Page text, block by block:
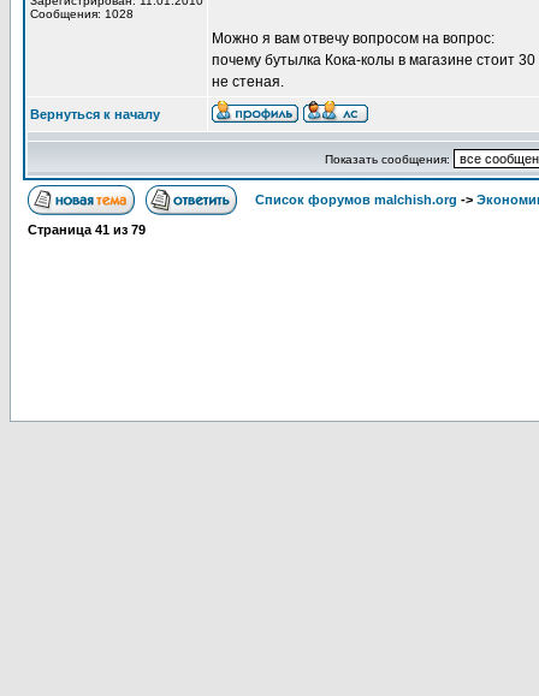
Сообщения: 1028
Можно я вам отвечу вопросом на вопрос:
почему бутылка Кока-колы в магазине стоит
не стеная.
Вернуться к началу
Показать сообщения:
Список форумов malchish.org ->
Страница 41 из 79